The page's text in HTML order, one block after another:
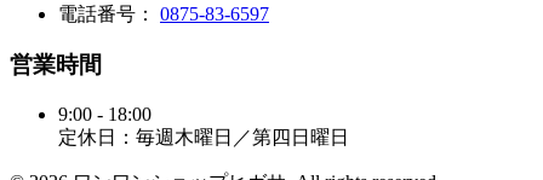
電話番号： 0875-83-6597
営業時間
9:00 - 18:00
定休日：毎週木曜日／第四日曜日